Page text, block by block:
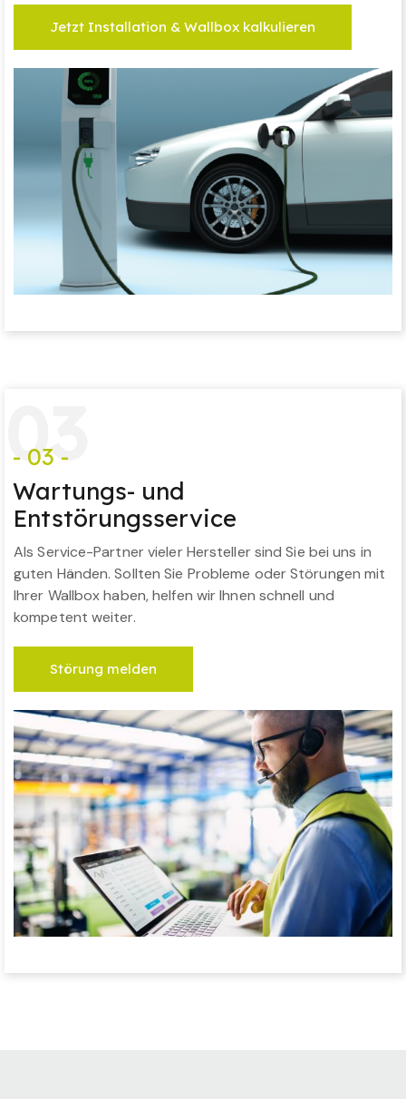
Jetzt Installation & Wallbox kalkulieren
03
- 03 -
Wartungs- und
Entstörungsservice
Als Service-Partner vieler Hersteller sind Sie bei uns in
guten Händen. Sollten Sie Probleme oder Störungen mit
Ihrer Wallbox haben, helfen wir Ihnen schnell und
kompetent weiter.
Störung melden